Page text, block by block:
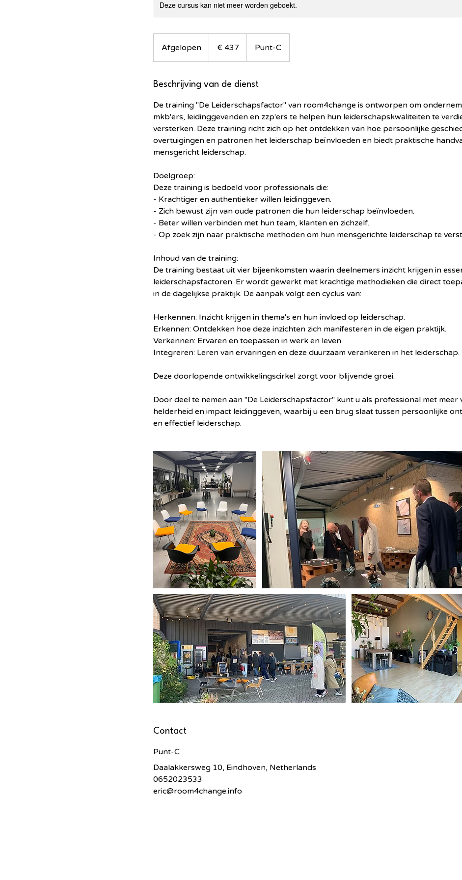
Deze cursus kan niet meer worden geboekt.
Afgelopen
f
e
o
p
e
n
€ 437 Punt-C
Beschrijving van de dienst
De training "De Leiderschapsfactor" van room4change is ontworpen om
mkb'ers, leidinggevenden en zzp'ers te helpen hun leiderschapskwaliteiten te
versterken. Deze training richt zich op het ontdekken van hoe persoonlijke
overtuigingen en patronen het leiderschap beïnvloeden en biedt praktische
mensgericht leiderschap.
Doelgroep:
Deze training is bedoeld voor professionals die:
- Krachtiger en authentieker willen leidinggeven.
- Zich bewust zijn van oude patronen die hun leiderschap beïnvloeden.
- Beter willen verbinden met hun team, klanten en zichzelf.
- Op zoek zijn naar praktische methoden om hun mensgerichte leiderschap te
Inhoud van de training:
De training bestaat uit vier bijeenkomsten waarin deelnemers inzicht krijgen in
leiderschapsfactoren. Er wordt gewerkt met krachtige methodieken die direct
in de dagelijkse praktijk. De aanpak volgt een cyclus van:
Herkennen: Inzicht krijgen in thema's en hun invloed op leiderschap.
Erkennen: Ontdekken hoe deze inzichten zich manifesteren in de eigen praktijk.
Verkennen: Ervaren en toepassen in werk en leven.
Integreren: Leren van ervaringen en deze duurzaam verankeren in het leiderschap.
Deze doorlopende ontwikkelingscirkel zorgt voor blijvende groei.
Door deel te nemen aan "De Leiderschapsfactor" kunt u als professional met meer
helderheid en impact leidinggeven, waarbij u een brug slaat tussen persoonlijke
en effectief leiderschap.
Contact
Punt-C
Daalakkersweg 10, Eindhoven, Netherlands
0652023533
eric@room4change.info